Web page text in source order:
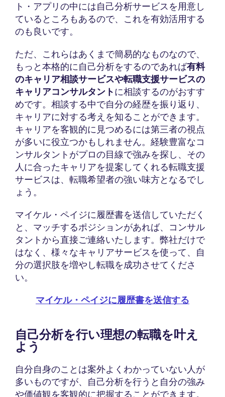
ト・アプリの中には自己分析サービスを用意し
ているところもあるので、これを有効活用する
のも良いです。
ただ、これらはあくまで簡易的なものなので、
もっと本格的に自己分析をするのであれば有料
のキャリア相談サービスや転職支援サービスの
キャリアコンサルタントに相談するのがおすす
めです。相談する中で自分の経歴を振り返り、
キャリアに対する考えを知ることができます。
キャリアを客観的に見つめるには第三者の視点
が多いに役立つかもしれません。経験豊富なコ
ンサルタントがプロの目線で強みを探し、その
人に合ったキャリアを提案してくれる転職支援
サービスは、転職希望者の強い味方となるでし
ょう。
マイケル・ペイジに履歴書を送信していただく
と、マッチするポジションがあれば、コンサル
タントから直接ご連絡いたします。弊社だけで
はなく、様々なキャリアサービスを使って、自
分の選択肢を増やし転職を成功させてくださ
い。
マイケル・ペイジに履歴書を送信する
自己分析を行い理想の転職を叶え
よう
自分自身のことは案外よくわかっていない人が
多いものですが、自己分析を行うと自分の強み
や価値観を客観的に把握することができます。